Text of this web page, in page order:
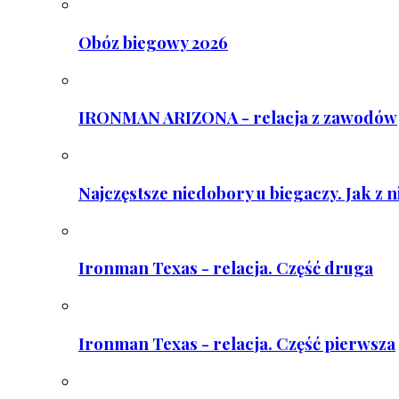
Obóz biegowy 2026
IRONMAN ARIZONA - relacja z zawodów
Najczęstsze niedobory u biegaczy. Jak z
Ironman Texas - relacja. Część druga
Ironman Texas - relacja. Część pierwsza